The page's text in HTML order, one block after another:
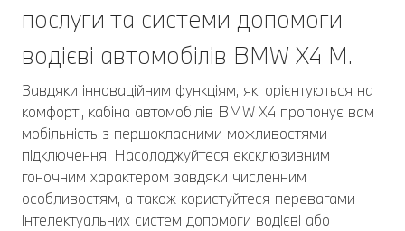
послуги та системи допомоги
водієві автомобілів BMW Х4 M.
Завдяки інноваційним функціям, які орієнтуються на
комфорті, кабіна автомобілів BMW X4 пропонує вам
мобільність з першокласними можливостями
підключення. Насолоджуйтеся ексклюзивним
гоночним характером завдяки численним
особливостям, а також користуйтеся перевагами
інтелектуальних систем допомоги водієві або